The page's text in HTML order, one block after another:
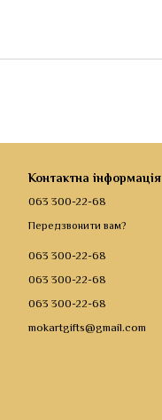
Контактна інформація
063 300-22-68
Передзвонити вам?
063 300-22-68
063 300-22-68
063 300-22-68
mokartgifts@gmail.com